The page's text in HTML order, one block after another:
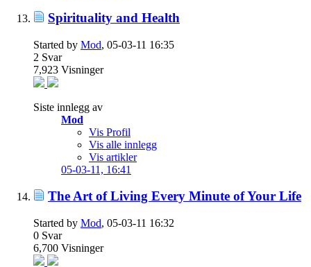
Spirituality and Health
Started by Mod, 05-03-11 16:35
2 Svar
7,923 Visninger
Siste innlegg av
Mod
Vis Profil
Vis alle innlegg
Vis artikler
05-03-11, 16:41
The Art of Living Every Minute of Your Life
Started by Mod, 05-03-11 16:32
0 Svar
6,700 Visninger